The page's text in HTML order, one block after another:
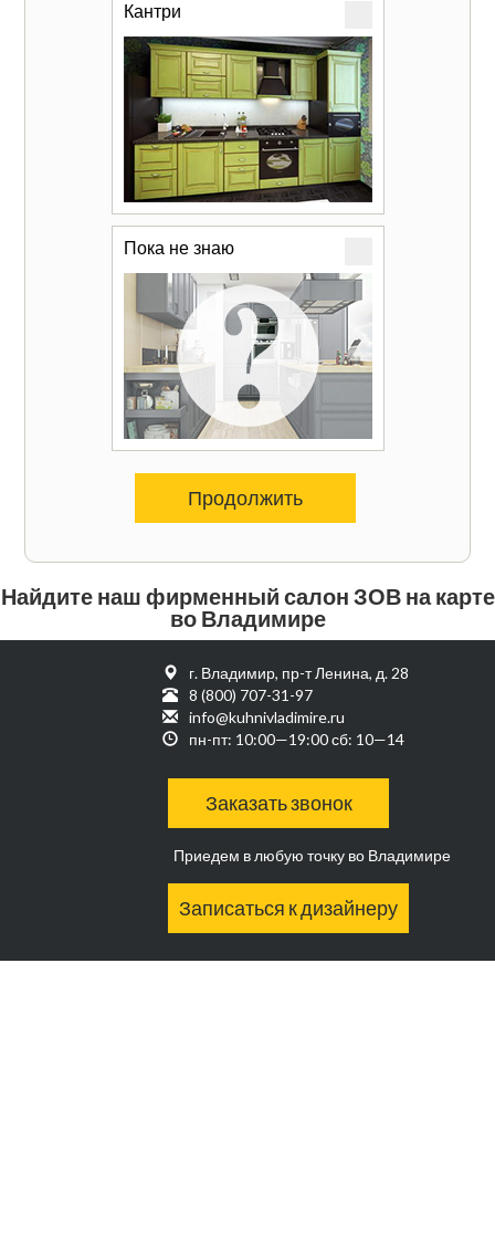
Кантри
Пока не знаю
Продолжить
Найдите наш фирменный салон ЗОВ на карте
во Владимире
г. Владимир, пр-т Ленина, д. 28
8 (800) 707-31-97
info@kuhnivladimire.ru
пн-пт: 10:00—19:00 сб: 10—14
Заказать звонок
Приедем в любую точку во Владимире
Записаться к дизайнеру